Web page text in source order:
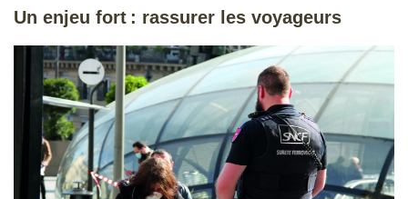
Un enjeu fort : rassurer les voyageurs